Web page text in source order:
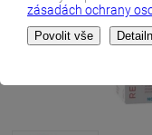
zásadách ochrany